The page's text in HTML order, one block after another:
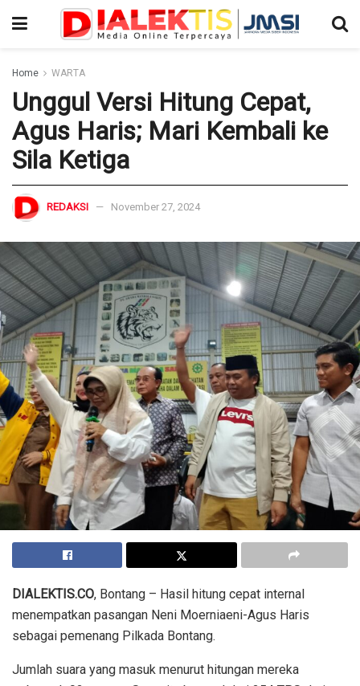
Home WARTA
Unggul Versi Hitung Cepat,
Agus Haris; Mari Kembali ke
Sila Ketiga
REDAKSI November 27, 2024
DIALEKTIS.CO, Bontang – Hasil hitung cepat internal
menempatkan pasangan Neni Moerniaeni-Agus Haris
sebagai pemenang Pilkada Bontang.
Jumlah suara yang masuk menurut hitungan mereka